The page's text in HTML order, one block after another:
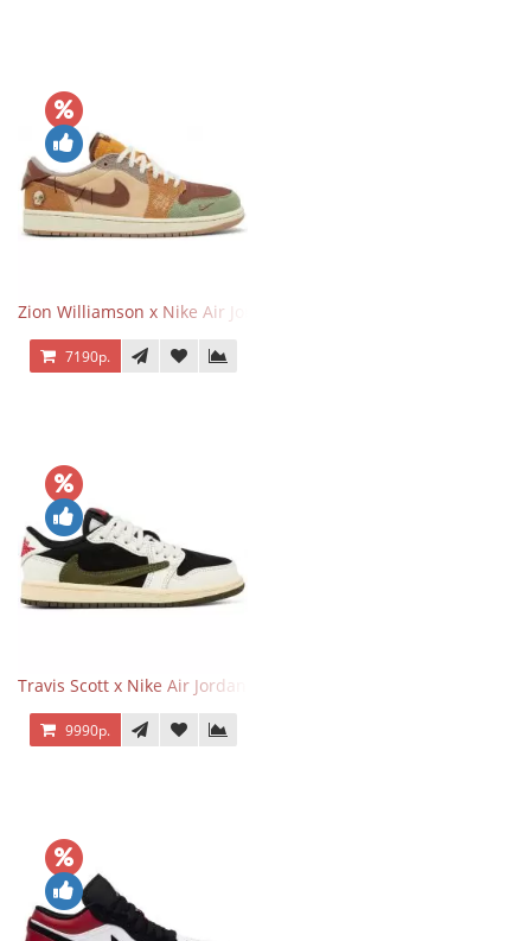
Zion Williamson x Nike Air Jordan 1 Retro Low OG Voodoo
7190р.
Travis Scott x Nike Air Jordan 1 Retro Low OG SP Olive
9990р.